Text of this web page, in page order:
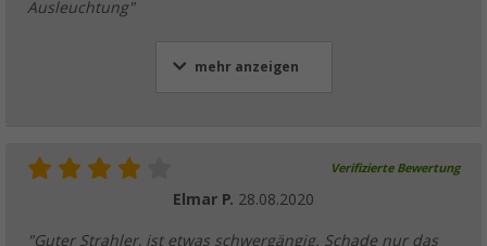
Ausleuchtung"
mehr anzeigen
Verifizierte Bewertung
Elmar P. 28.08.2020
"Guter Strahler, ist etwas schwergängig. Schade nur das